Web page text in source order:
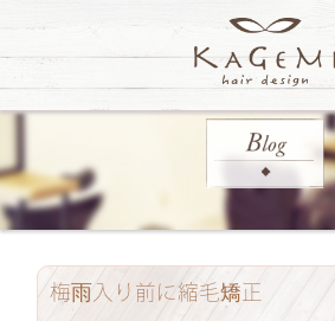
梅雨入り前に縮毛矯正